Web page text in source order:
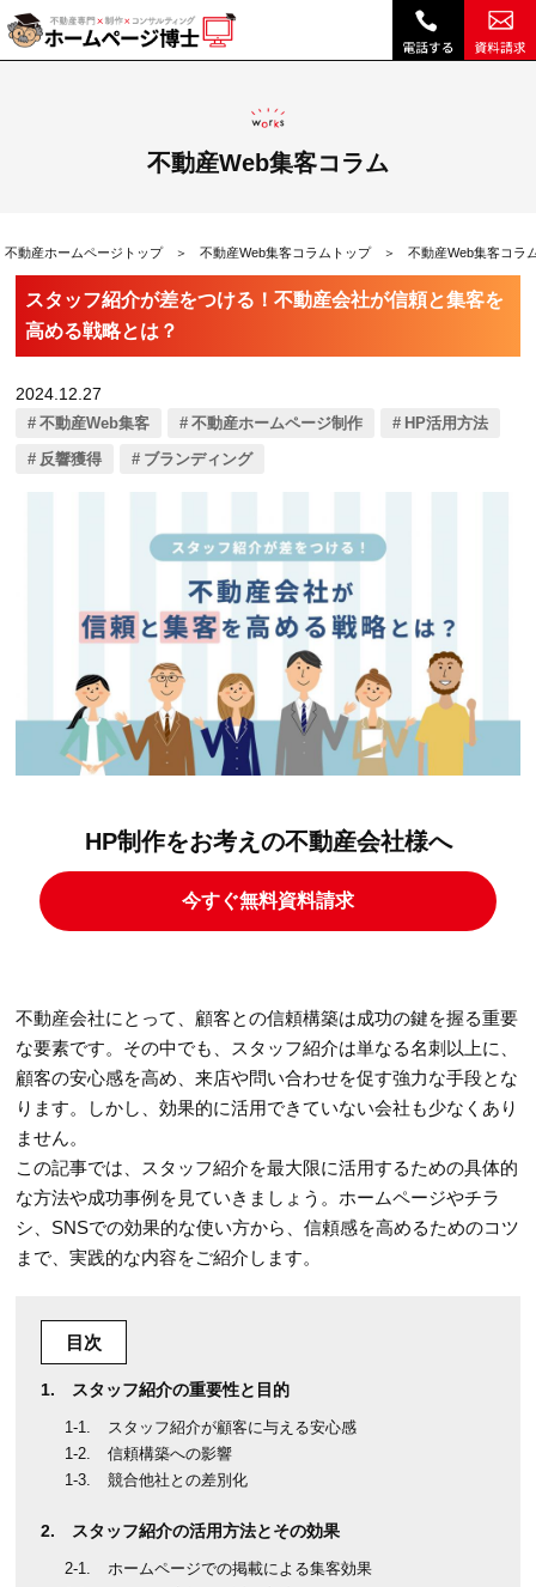
スタッフ紹介が差をつける！不動産会社が信頼と集客を高める戦略とは？|不動産Web集客コラム｜不動産ホームページ制作、不動産SEOは博士ドットコム
不動産Web集客コラム
不動産ホームページトップ 不動産Web集客コラムトップ 不動産Web集客コラ
スタッフ紹介が差をつける！不動産会社が信頼と集客を
高める戦略とは？
2024.12.27
不動産Web集客 不動産ホームページ制作
HP活用方法
反響獲得
ブランディング
HP制作をお考えの不動産会社様へ
今すぐ無料資料請求
不動産会社にとって、顧客との信頼構築は成功の鍵を握る重要
な要素です。その中でも、スタッフ紹介は単なる名刺以上に、
顧客の安心感を高め、来店や問い合わせを促す強力な手段とな
ります。しかし、効果的に活用できていない会社も少なくあり
ません。
この記事では、スタッフ紹介を最大限に活用するための具体的
な方法や成功事例を見ていきましょう。ホームページやチラ
シ、SNSでの効果的な使い方から、信頼感を高めるためのコツ
まで、実践的な内容をご紹介します。
目次
スタッフ紹介の重要性と目的
スタッフ紹介が顧客に与える安心感
信頼構築への影響
競合他社との差別化
スタッフ紹介の活用方法とその効果
ホームページでの掲載による集客効果